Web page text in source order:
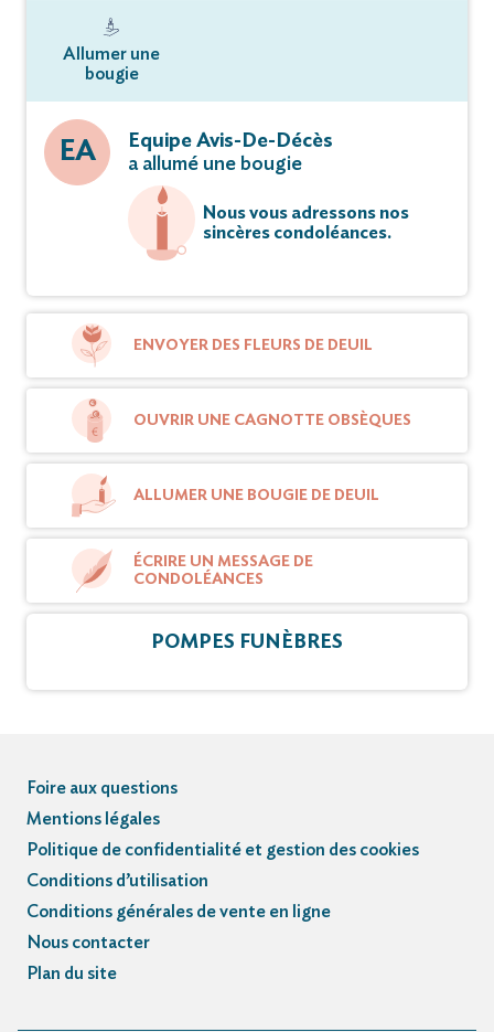
Allumer une
bougie
EA
Equipe Avis-De-Décès
a allumé une bougie
Nous vous adressons nos
sincères condoléances.
ENVOYER DES FLEURS DE DEUIL
OUVRIR UNE CAGNOTTE OBSÈQUES
ALLUMER UNE BOUGIE DE DEUIL
ÉCRIRE UN MESSAGE DE
CONDOLÉANCES
POMPES FUNÈBRES
Foire aux questions
Mentions légales
Politique de confidentialité et gestion des cookies
Conditions d’utilisation
Conditions générales de vente en ligne
Nous contacter
Plan du site